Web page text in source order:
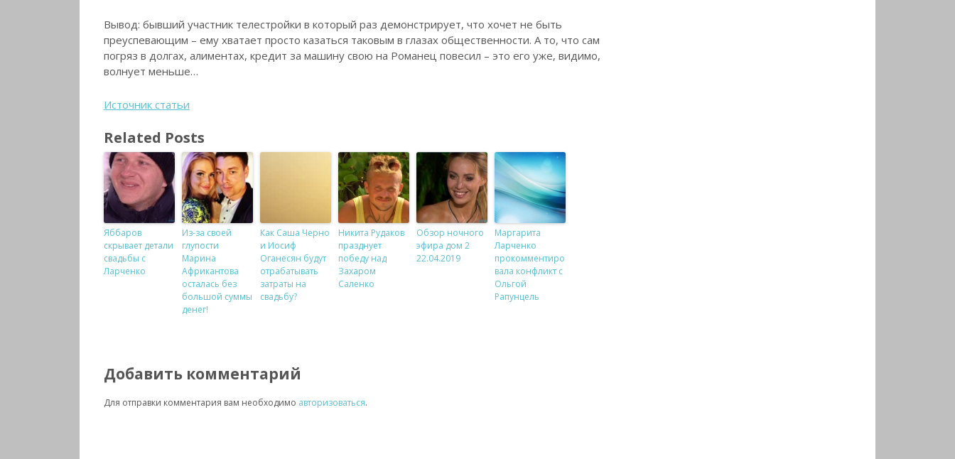
Вывод: бывший участник телестройки в который раз демонстрирует, что хочет не быть
преуспевающим – ему хватает просто казаться таковым в глазах общественности. А то, что сам
погряз в долгах, алиментах, кредит за машину свою на Романец повесил – это его уже, видимо,
волнует меньше…
Источник статьи
Related Posts
Яббаров
скрывает детали
свадьбы с
Ларченко
Из-за своей
глупости
Марина
Африкантова
осталась без
большой суммы
денег!
Как Саша Черно
и Иосиф
Оганесян будут
отрабатывать
затраты на
свадьбу?
Никита Рудаков
празднует
победу над
Захаром
Саленко
Обзор ночного
эфира дом 2
22.04.2019
Маргарита
Ларченко
прокомментиро
вала конфликт с
Ольгой
Рапунцель
Добавить комментарий
Для отправки комментария вам необходимо авторизоваться.